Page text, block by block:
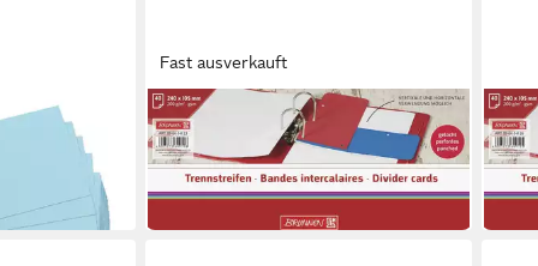
Fast ausverkauft
BRUNNEN
Trennstreifen BRUNNEN
Trennstreifen CC red
8,00 €
in 8-10 Werktagen bei dir
3,43
in 4-5